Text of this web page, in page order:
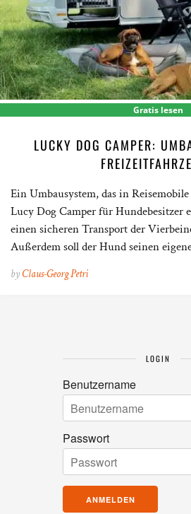
Gratis lesen
LUCKY DOG CAMPER:
Ein Umbausystem, das in
Lucy Dog Camper für Hundebesitzer
einen sicheren Transport der
Außerdem soll der Hund seinen
byClaus-Georg Petri
LOGIN
Benutzername
Passwort